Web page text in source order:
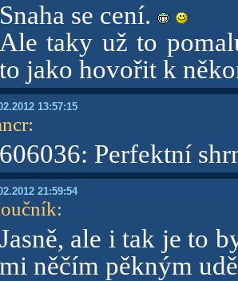
Snaha se cení.
Ale taky už to
to jako hovořit k
13:57:15
:
606036: Perfektní
21:59:54
:
Jasně, ale i tak je to
mi něčím pěkným